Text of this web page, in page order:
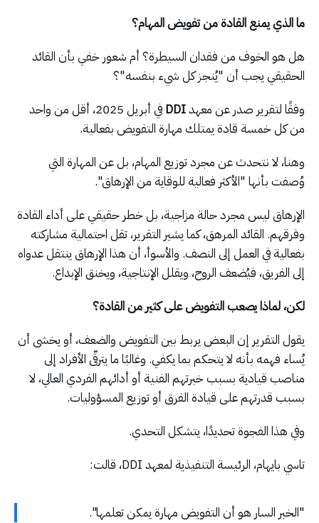
ما الذي يمنع القادة من تفويض المهام؟
هل هو الخوف من فقدان السيطرة؟ أم شعور خفي بأن القائد
الحقيقي يجب أن "يُنجز كل شيء بنفسه"؟
وفقًا لتقرير صدر عن معهد
في أبريل 2025، أقل من واحد
من كل خمسة قادة يمتلك مهارة التفويض بفعالية.
وهنا، لا نتحدث عن مجرد توزيع المهام، بل عن المهارة التي
وُصفت بأنها "الأكثر فعالية للوقاية من الإرهاق".
الإرهاق ليس مجرد حالة مزاجية، بل خطر حقيقي على أداء القادة
وفرقهم. القائد المرهق، كما يشير التقرير، تقل احتمالية مشاركته
بفعالية في العمل إلى النصف. والأسوأ، أن هذا الإرهاق ينتقل عدواه
إلى الفريق، فيُضعف الروح، ويقلل الإنتاجية، ويخنق الإبداع.
لكن، لماذا يصعب التفويض على كثير من القادة؟
يقول التقرير إن البعض يربط بين التفويض والضعف، أو يخشى أن
يُساء فهمه بأنه لا يتحكم بما يكفي. وغالبًا ما يترقّى الأفراد إلى
مناصب قيادية بسبب خبرتهم الفنية أو أدائهم الفردي العالي، لا
بسبب قدرتهم على قيادة الفرق أو توزيع المسؤوليات.
وفي هذا الفجوة تحديدًا، يتشكل التحدي.
تاسي بايهام، الرئيسة التنفيذية لمعهد DDI، قالت:
"الخبر السار هو أن التفويض مهارة يمكن تعلمها".